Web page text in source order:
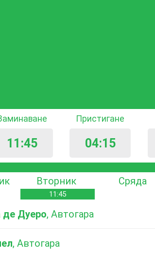
11:45
Пристигане
04:15
Вторник
11:45
Сряда
де Дуеро, Автогара
, Автогара